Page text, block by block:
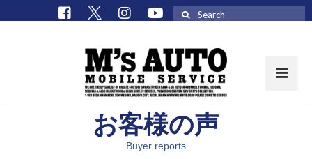
取扱車種一覧お客様の声
Buyer reports